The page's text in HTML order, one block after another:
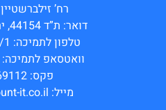
רח’ זילברשטיין 4,ירושלים
דואר: ת”ד 44154, ירושלים 91441
טלפון לתמיכה: 02-6567050/1
וואטסאפ לתמיכה: 0528401818
פקס: 02-6569112
מייל: info@account-it.co.il